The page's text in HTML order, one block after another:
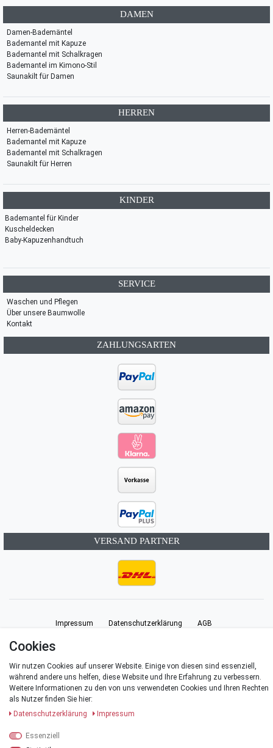
DAMEN
Damen-Bademäntel
Bademantel mit Kapuze
Bademantel mit Schalkragen
Bademantel im Kimono-Stil
Saunakilt für Damen
HERREN
Herren-Bademäntel
Bademantel mit Kapuze
Bademantel mit Schalkragen
Saunakilt für Herren
KINDER
Bademantel für Kinder
Kuscheldecken
Baby-Kapuzenhandtuch
SERVICE
Waschen und Pflegen
Über unsere Baumwolle
Kontakt
ZAHLUNGSARTEN
VERSAND PARTNER
Impressum Daten­schutz­erklärung AGB
Kontakt
Cookies
Wir nutzen Cookies auf unserer Website. Einige von diesen sind essenziell,
während andere uns helfen, diese Website und Ihre Erfahrung zu verbessern.
Weitere Informationen zu den von uns verwendeten Cookies und Ihren Rechten
als Nutzer finden Sie hier:
Daten­schutz­erklärung
Impressum
Essenziell